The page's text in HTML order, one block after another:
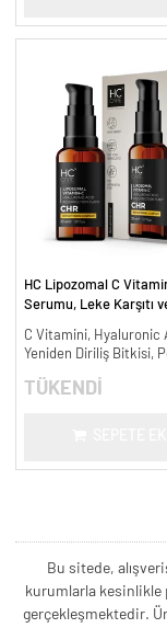
HC Lipozomal C
Serumu, Leke Karşıtı
C Vitamini, Hyaluronic
Yeniden Diriliş Bitkisi,
TÜKENDİ
Bu sitede,
kurumlarla kesinlikle
gerçekleşmektedir.